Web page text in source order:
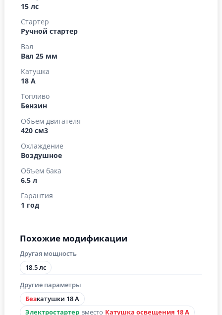
Похожие модификации
Другая мощность
18.5 лс
Другие параметры
Безкатушки 18 А
Электростартер вместо Катушка освещения 18 А
15 лс
Стартер
Ручной стартер
Вал
Вал 25 мм
Катушка
18 А
Топливо
Бензин
Объем двигателя
420 см3
Охлаждение
Воздушное
Объем бака
6.5 л
Гарантия
1 год